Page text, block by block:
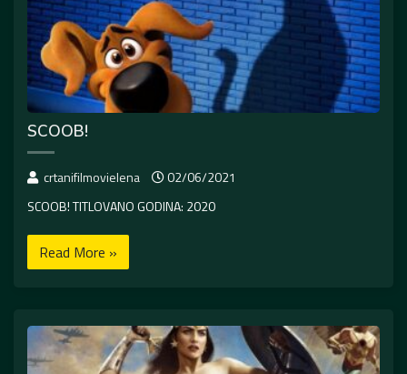
SCOOB!
crtanifilmovielena
02/06/2021
SCOOB! TITLOVANO GODINA: 2020
Read More »